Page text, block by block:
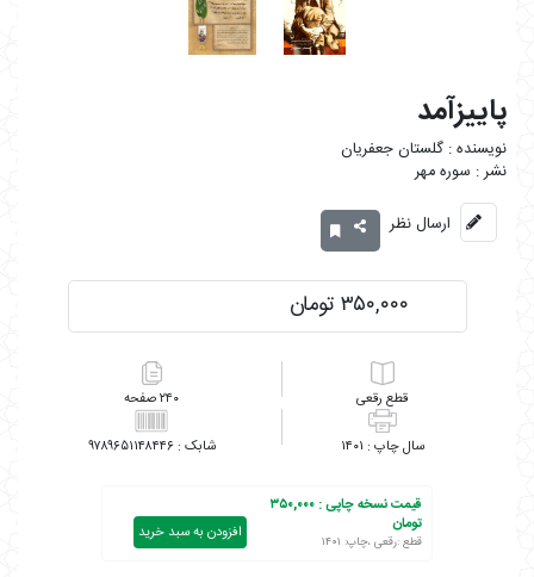
پاییزآمد
گلستان جعفریان
سوره مهر
ارسال نظر
۳۵۰,۰۰۰ تومان
رقعی ۲۴۰
۱۴۰۱ ۹۷۸۹۶۵۱۱۴۸۴۴۶
قیمت نسخه چاپی :۳۵۰,۰۰۰
تومان
قطع :رقعی ،چاپ: ۱۴۰۱ افزودن به سبد خرید